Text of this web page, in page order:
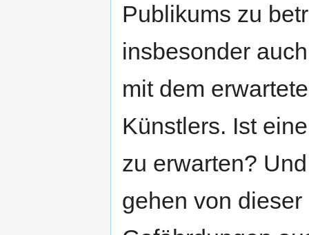
Publikums zu
insbesonder
mit dem
Künstlers. Ist
zu erwarten?
gehen von